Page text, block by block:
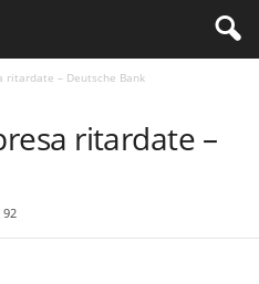
ritardate – Deutsche Bank
ritardate –
92